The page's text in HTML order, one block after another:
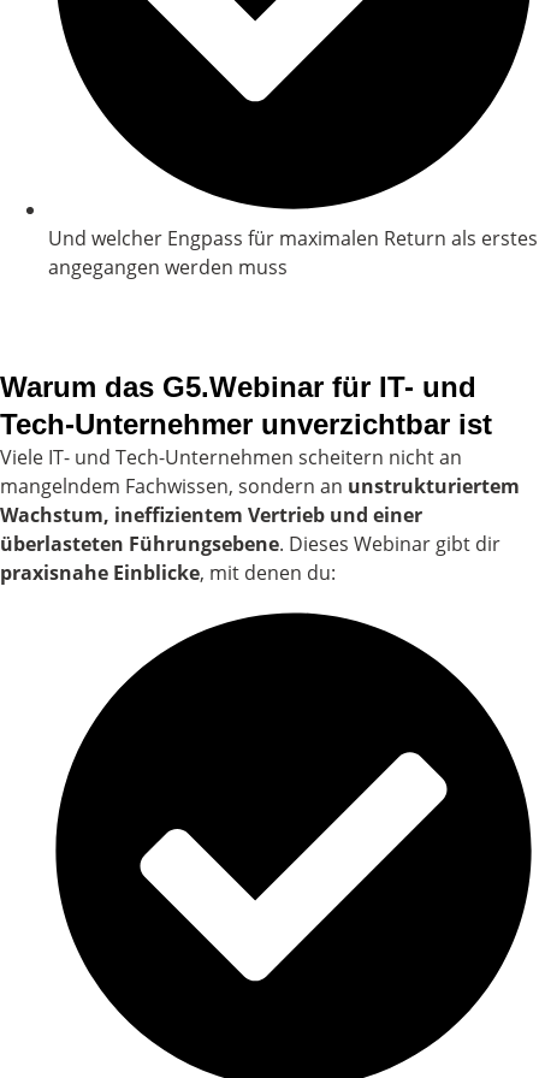
Und welcher Engpass für maximalen Return als erstes
angegangen werden muss
Warum das G5.Webinar für IT- und
Tech-Unternehmer unverzichtbar ist
Viele IT- und Tech-Unternehmen scheitern nicht an
mangelndem Fachwissen, sondern an unstrukturiertem
Wachstum, ineffizientem Vertrieb und einer
überlasteten Führungsebene. Dieses Webinar gibt dir
praxisnahe Einblicke, mit denen du: